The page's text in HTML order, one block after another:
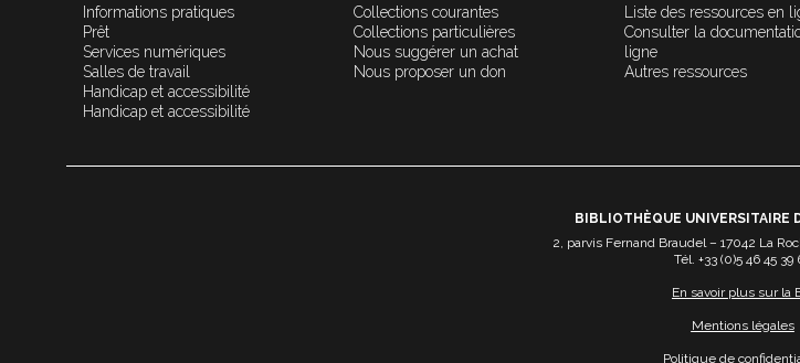
Informations pratiques
Prêt
Services numériques
Salles de travail
Handicap et accessibilité
Handicap et accessibilité
Collections courantes
Collections particulières
Nous suggérer un achat
Nous proposer un don
Liste des ressources en
Consulter la
ligne
Autres ressources
BIBLIOTHÈQUE UNIVERSITAIRE
2, parvis Fernand Braudel – 17042 La
Tél. +33 (0)5 46 45 39
En savoir plus sur la
Mentions légales
Politique de